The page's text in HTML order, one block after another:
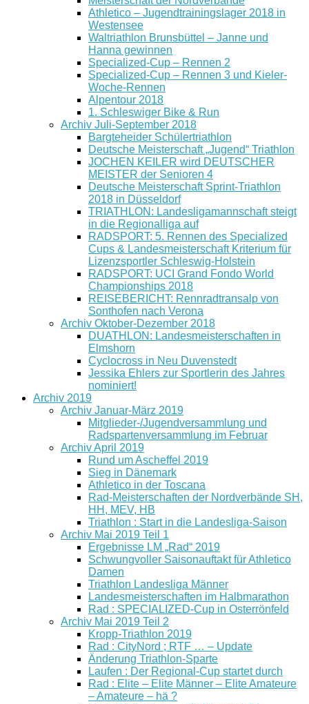
Athletico – Jugendtrainingslager 2018 in
Westensee
Waltriathlon Brunsbüttel – Janne und
Hanna gewinnen
Specialized-Cup – Rennen 2
Specialized-Cup – Rennen 3 und Kieler-
Woche-Rennen
Alpentour 2018
1. Schleswiger Bike & Run
Archiv Juli-September 2018
Bargteheider Schülertriathlon
Deutsche Meisterschaft „Jugend“ Triathlon
JOCHEN KEILER wird DEUTSCHER
MEISTER der Senioren 4
Deutsche Meisterschaft Sprint-Triathlon
2018 in Düsseldorf
TRIATHLON: Landesligamannschaft steigt
in die Regionalliga auf
RADSPORT: 5. Rennen des Specialized
Cups & Landesmeisterschaft Kriterium für
Lizenzsportler Schleswig-Holstein
RADSPORT: UCI Grand Fondo World
Championships 2018
REISEBERICHT: Rennradtransalp von
Sonthofen nach Verona
Archiv Oktober-Dezember 2018
DUATHLON: Landesmeisterschaften in
Elmshorn
Cyclocross in Neu Duvenstedt
Jessika Ehlers zur Sportlerin des Jahres
nominiert!
Archiv 2019
Archiv Januar-März 2019
Mitglieder-/Jugendversammlung und
Radspartenversammlung im Februar
Archiv April 2019
Rund um Ascheffel 2019
Sieg in Dänemark
Athletico in der Toscana
Rad-Meisterschaften der Nordverbände SH,
HH, MEV, HB
Triathlon : Start in die Landesliga-Saison
Archiv Mai 2019 Teil 1
Ergebnisse LM „Rad“ 2019
Schwungvoller Saisonauftakt für Athletico
Damen
Triathlon Landesliga Männer
Landesmeisterschaften im Halbmarathon
Rad : SPECIALIZED-Cup in Osterrönfeld
Archiv Mai 2019 Teil 2
Kropp-Triathlon 2019
Rad : CityNord ; RTF … – Update
Änderung Triathlon-Sparte
Laufen : Der Regional-Cup startet durch
Rad : Elite – Elite Männer – Elite Amateure
– Amateure – hä ?